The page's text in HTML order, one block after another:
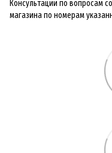
Консультации по вопросам
магазина по номерам